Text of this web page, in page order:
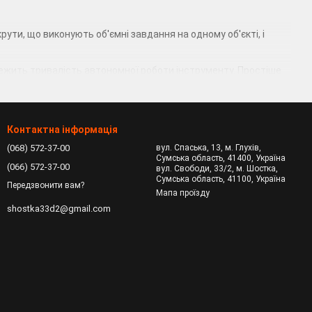
що виконують об'ємні завдання на одному об'єкті, і
технічні характеристики і можливості інструменту.
інструменту, тим сильніше його
і щільність матеріалу, з яким будете працювати.
покупцеві моделі з
Контактна інформація
(068) 572-37-00
(066) 572-37-00
Передзвонити вам?
shostka33d2@gmail.com
вул. Спаська, 13, м. Глухів,
Сумська область, 41400, Україна
вул. Свободи, 33/2, м. Шостка,
Сумська область, 41100, Україна
Мапа проїзду